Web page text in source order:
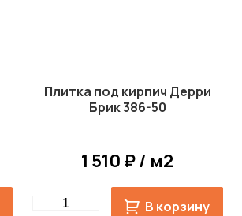
Плитка под кирпич Дерри
Брик 386-50
1 510 ₽ / м2
Quantity В корзину